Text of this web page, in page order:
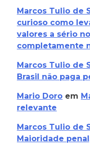
Marcos Tulio de
curioso como
valores a sério
completamente
Marcos Tulio de
Brasil não paga
Mario Doro em
relevante
Marcos Tulio de
Maioridade